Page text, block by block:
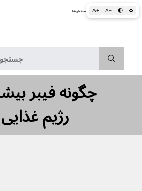
A+ A− 🌓 ♻ اطلاعات پزشکی و بهداشتی به زبان ساده برای همه
چگونه فیبر
رژیم